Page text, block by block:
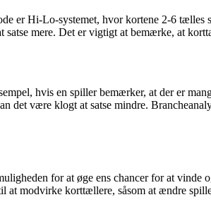
er Hi-Lo-systemet, hvor kortene 2-6 tælles
mere. Det er vigtigt at bemærke, at
hvis en spiller bemærker, at der er
det være klogt at satse mindre.
for at øge ens chancer for at
at modvirke korttællere, såsom at ændre